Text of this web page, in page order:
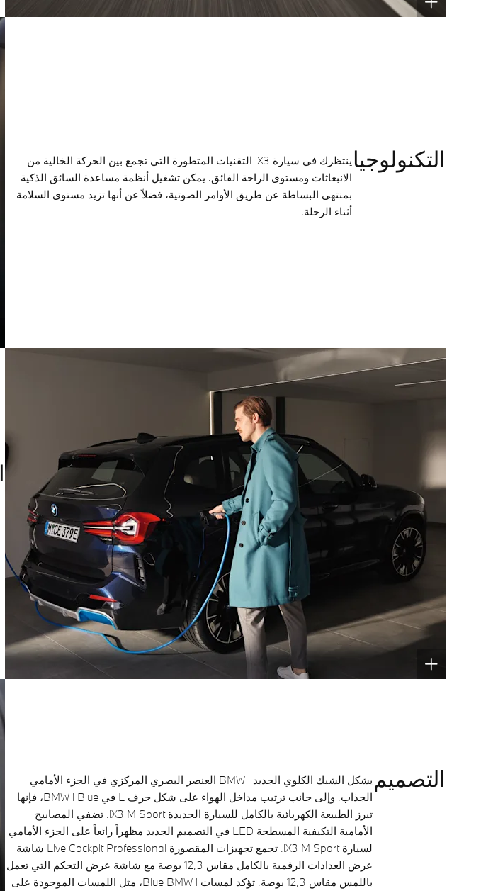
التكنولوجيا
ينتظرك في سيارة iX3 التقنيات المتطورة التي تجمع بين الحركة الخالية من
الانبعاثات ومستوى الراحة الفائق. يمكن تشغيل أنظمة مساعدة السائق الذكية
بمنتهى البساطة عن طريق الأوامر الصوتية، فضلاً عن أنها تزيد مستوى السلامة
أثناء الرحلة.
التصميم
يشكل الشبك الكلوي الجديد BMW i العنصر البصري المركزي في الجزء الأمامي
الجذاب. وإلى جانب ترتيب مداخل الهواء على شكل حرف L في BMW i Blue، فإنها
تبرز الطبيعة الكهربائية بالكامل للسيارة الجديدة iX3 M Sport. تضفي المصابيح
الأمامية التكيفية المسطحة LED في التصميم الجديد مظهراً رائعاً على الجزء الأمامي
لسيارة iX3 M Sport. تجمع تجهيزات المقصورة Live Cockpit Professional شاشة
عرض العدادات الرقمية بالكامل مقاس 12,3 بوصة مع شاشة عرض التحكم التي تعمل
باللمس مقاس 12,3 بوصة. تؤكد لمسات Blue BMW i، مثل اللمسات الموجودة على